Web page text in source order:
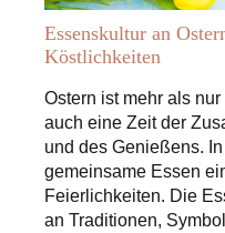
Essenskultur an
Köstlichkeiten
Ostern ist mehr als
auch eine Zeit der
und des Genießens.
gemeinsame Essen
Feierlichkeiten. Die
an Traditionen,